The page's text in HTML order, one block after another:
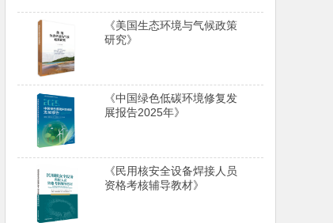
《美国生态环境与气候政策
研究》
《中国绿色低碳环境修复发
展报告2025年》
《民用核安全设备焊接人员
资格考核辅导教材》